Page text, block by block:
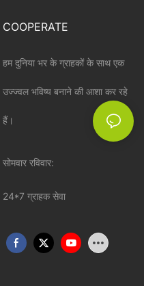
COOPERATE
हम दुनिया भर के ग्राहकों के साथ एक
उज्ज्वल भविष्य बनाने की आशा कर रहे
हैं।
सोमवार रविवार:
24*7 ग्राहक सेवा